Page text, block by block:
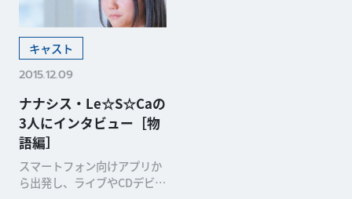
キャスト
2015.12.09
ナナシス・Le☆S☆Caの
3人にインタビュー［物
語編］
スマートフォン向けアプリか
ら出発し、ライブやCDデビュ